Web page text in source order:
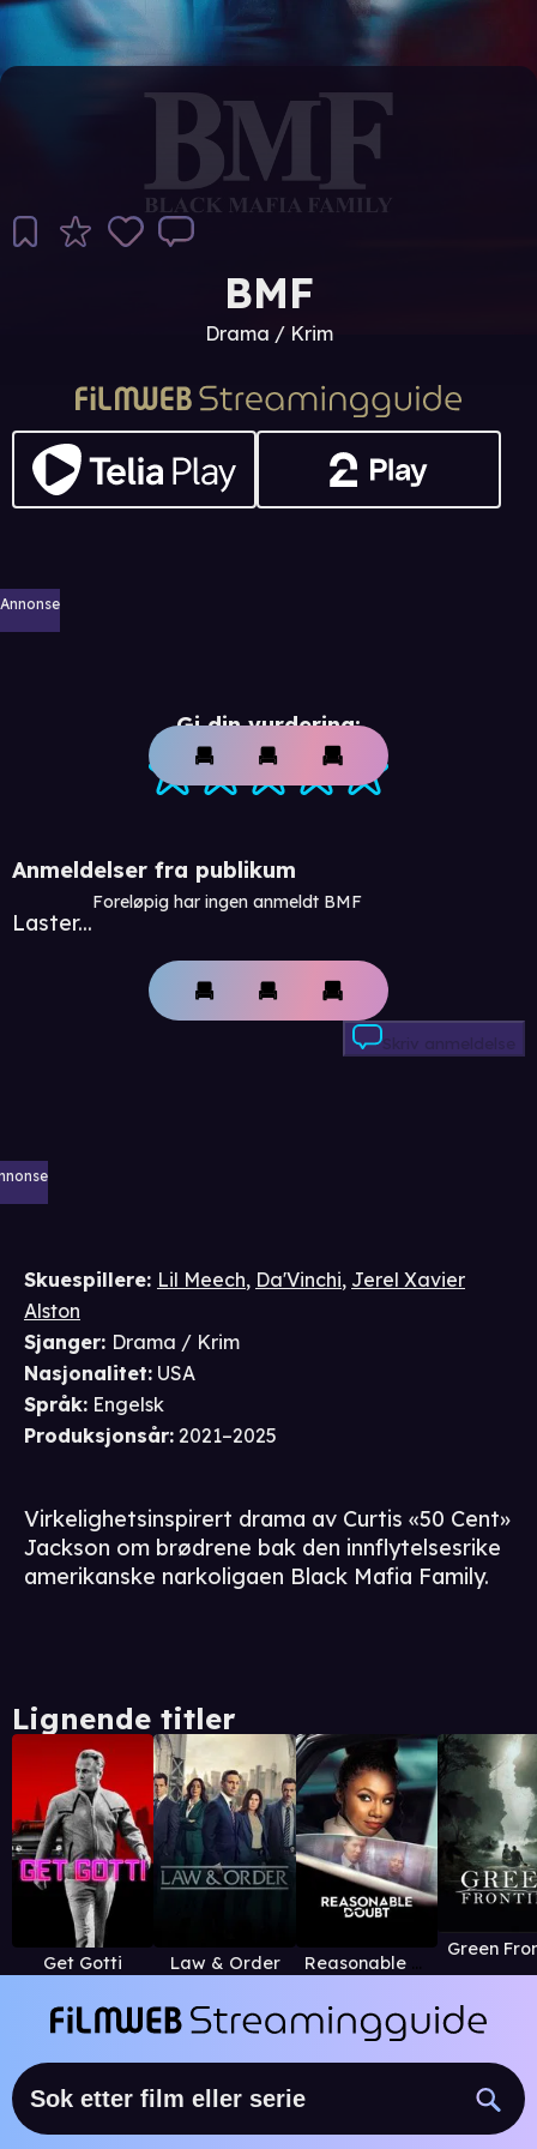
BMF
Drama / Krim
Annonse
Gi din vurdering:
Anmeldelser fra publikum
Laster...
Foreløpig har ingen anmeldt BMF
Skriv anmeldelse
Skuespillere: Lil Meech, Da'Vinchi, Jerel Xavier
Alston
Sjanger: Drama / Krim
Nasjonalitet: USA
Språk: Engelsk
Produksjonsår: 2021–2025
Virkelighetsinspirert drama av Curtis «50 Cent»
Jackson om brødrene bak den innflytelsesrike
amerikanske narkoligaen Black Mafia Family.
Lignende titler
Get Gotti Law & Order Reasonable Doubt
Green